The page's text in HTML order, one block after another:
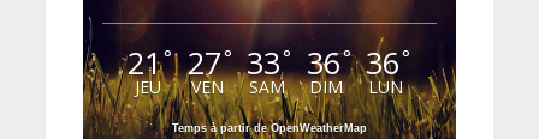
21°
JEU
27°
VEN
33°
SAM
36°
DIM
36°
LUN
Temps à partir de OpenWeatherMap